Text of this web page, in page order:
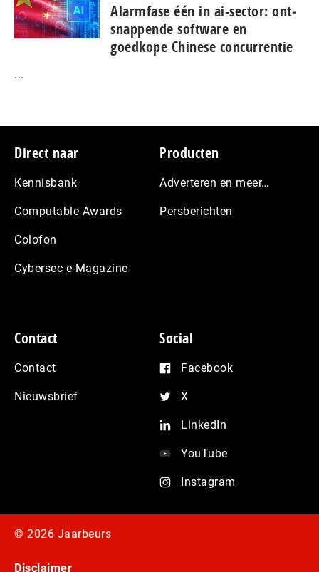
Alarmfase één in ai-sector: ont­
snap­pen­de software en
goedkope Chinese con­cur­ren­tie
...
Footer
Direct naar
Kennisbank
Computable Awards
Colofon
Cybersec e-Magazine
Producten
Adverteren en meer…
Persberichten
Contact
Contact
Nieuwsbrief
Social
Facebook
X
LinkedIn
YouTube
Instagram
© 2026 Jaarbeurs
Disclaimer